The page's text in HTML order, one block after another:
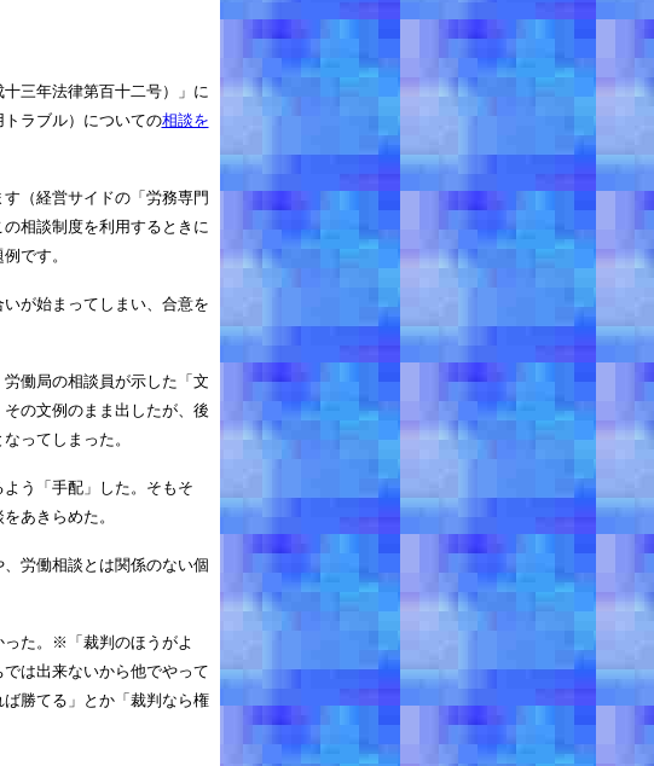
十三年法律第百十二号）」に
ラブル）についての相談を
（経営サイドの「労務専門
相談制度を利用するときに
です。
が始まってしまい、合意を
働局の相談員が示した「文
の文例のまま出したが、後
ってしまった。
う「手配」した。そもそ
あきらめた。
労働相談とは関係のない個
った。※「裁判のほうがよ
は出来ないから他でやって
勝てる」とか「裁判なら権